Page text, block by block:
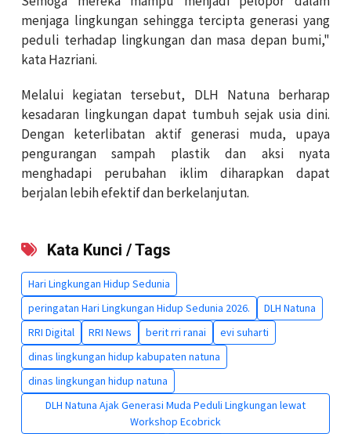
menjaga lingkungan sehingga tercipta generasi yang
peduli terhadap lingkungan dan masa depan bumi,"
kata Hazriani.
Melalui kegiatan tersebut, DLH Natuna berharap
kesadaran lingkungan dapat tumbuh sejak usia dini.
Dengan keterlibatan aktif generasi muda, upaya
pengurangan sampah plastik dan aksi nyata
menghadapi perubahan iklim diharapkan dapat
berjalan lebih efektif dan berkelanjutan.
Kata Kunci / Tags
Hari Lingkungan Hidup Sedunia
peringatan Hari Lingkungan Hidup Sedunia 2026.
DLH Natuna
RRI Digital
RRI News berit rri ranai
evi suharti
dinas lingkungan hidup kabupaten natuna
dinas lingkungan hidup natuna
DLH Natuna Ajak Generasi Muda Peduli Lingkungan lewat
Workshop Ecobrick